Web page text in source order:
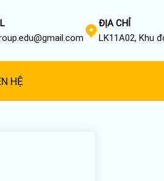
ĐỊA CHỈ
LK11A02, Khu
HỆ